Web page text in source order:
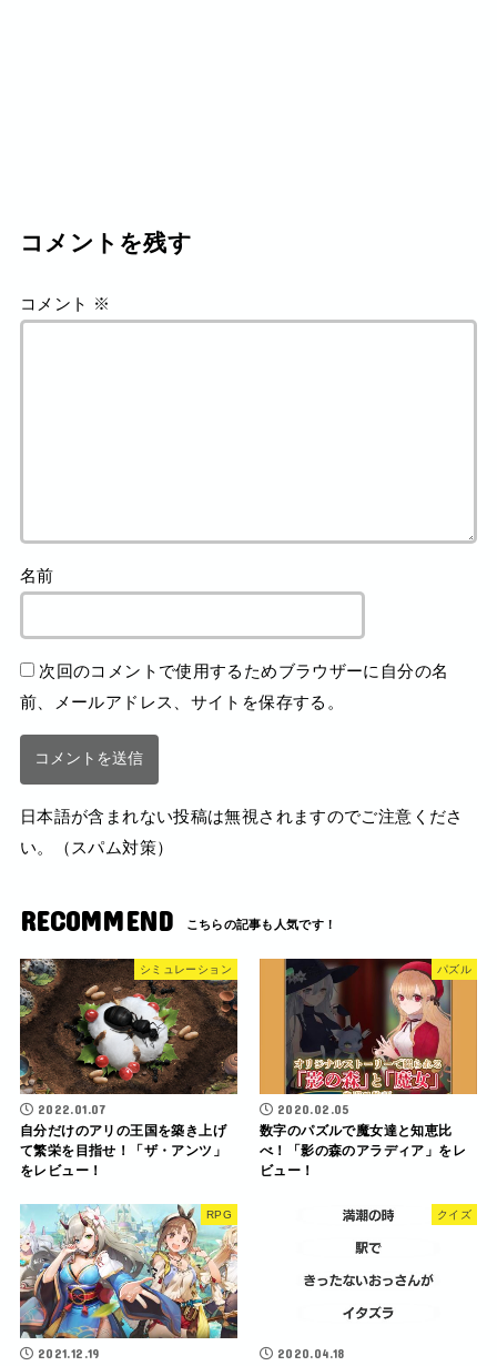
コメントを残す
コメント ※
名前
次回のコメントで使用するためブラウザーに自分の名
前、メールアドレス、サイトを保存する。
日本語が含まれない投稿は無視されますのでご注意くださ
い。（スパム対策）
RECOMMEND
シミュレーション
2022.01.07
自分だけのアリの王国を築き上げ
て繁栄を目指せ！「ザ・アンツ」
をレビュー！
パズル
2020.02.05
数字のパズルで魔女達と知恵比
べ！「影の森のアラディア」をレ
ビュー！
RPG
2021.12.19
クイズ
2020.04.18